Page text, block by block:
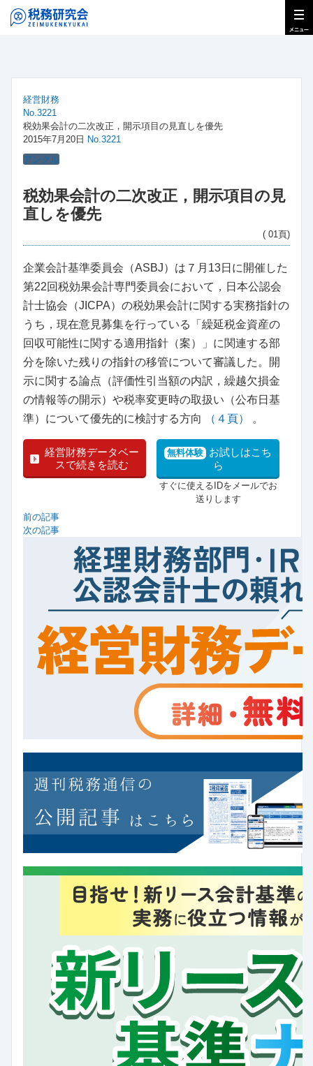
経営財務
No.3221
税効果会計の二次改正，開示項目の見直しを優先
2015年7月20日 No.3221
アングル
税効果会計の二次改正，開示項目の見
直しを優先
( 01頁)
企業会計基準委員会（ASBJ）は７月13日に開催した
第22回税効果会計専門委員会において，日本公認会
計士協会（JICPA）の税効果会計に関する実務指針の
うち，現在意見募集を行っている「繰延税金資産の
回収可能性に関する適用指針（案）」に関連する部
分を除いた残りの指針の移管について審議した。開
示に関する論点（評価性引当額の内訳，繰越欠損金
の情報等の開示）や税率変更時の取扱い（公布日基
準）について優先的に検討する方向
（４頁） 。
経営財務データベー
スで続きを読む
無料体験 お試しはこち
ら
すぐに使えるIDをメールでお
送りします
前の記事
次の記事